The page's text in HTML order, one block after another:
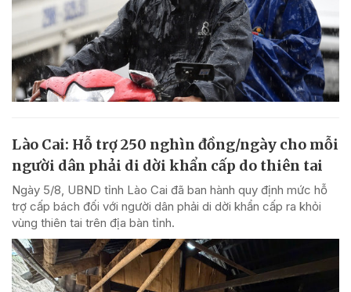
Lào Cai: Hỗ trợ 250 nghìn đồng/ngày cho mỗi
người dân phải di dời khẩn cấp do thiên tai
Ngày 5/8, UBND tỉnh Lào Cai đã ban hành quy định mức hỗ
trợ cấp bách đối với người dân phải di dời khẩn cấp ra khỏi
vùng thiên tai trên địa bàn tỉnh.